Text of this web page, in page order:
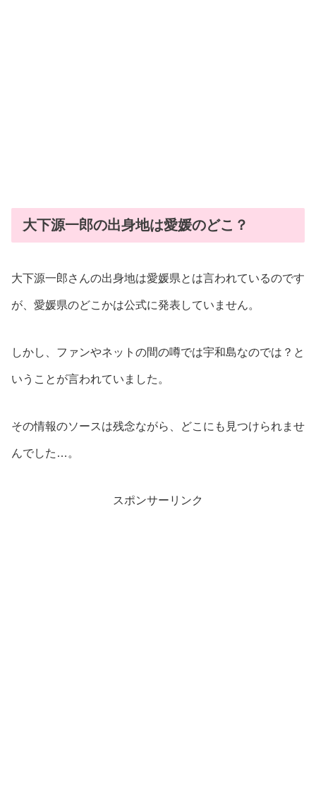
大下源一郎の出身地は愛媛のどこ？
大下源一郎さんの出身地は愛媛県とは言われているのです
が、愛媛県のどこかは公式に発表していません。
しかし、ファンやネットの間の噂では宇和島なのでは？と
いうことが言われていました。
その情報のソースは残念ながら、どこにも見つけられませ
んでした…。
スポンサーリンク